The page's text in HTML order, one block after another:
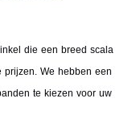
die een breed scala
prijzen. We hebben een
te kiezen voor uw